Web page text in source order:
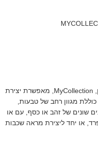
הקולקציה הקלילה והקז'ואלית של ה.שטרן, MyCollection, מאפשרת יצירת
מגוון רחב של טבעות,
שונים של זהב או כסף, עם או
או יחד ליצירת מראה שכבות